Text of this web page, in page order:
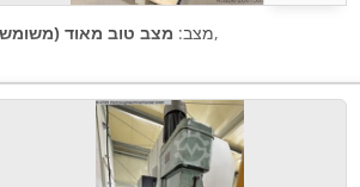
מצב: מצב טוב מאוד ,